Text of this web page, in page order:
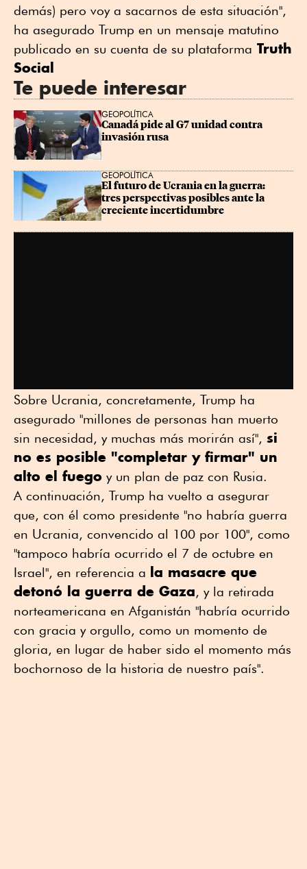
demás) pero voy a sacarnos de esta situación",
ha asegurado Trump en un mensaje matutino
publicado en su cuenta de su plataforma Truth
Social
Te puede interesar
GEOPOLÍTICA
Canadá pide al G7 unidad contra
invasión rusa
GEOPOLÍTICA
El futuro de Ucrania en la guerra:
tres perspectivas posibles ante la
creciente incertidumbre
Sobre Ucrania, concretamente, Trump ha
asegurado "millones de personas han muerto
sin necesidad, y muchas más morirán así", si
no es posible "completar y firmar" un
alto el fuego y un plan de paz con Rusia.
A continuación, Trump ha vuelto a asegurar
que, con él como presidente "no habría guerra
en Ucrania, convencido al 100 por 100", como
"tampoco habría ocurrido el 7 de octubre en
Israel", en referencia a la masacre que
detonó la guerra de Gaza, y la retirada
norteamericana en Afganistán "habría ocurrido
con gracia y orgullo, como un momento de
gloria, en lugar de haber sido el momento más
bochornoso de la historia de nuestro país".